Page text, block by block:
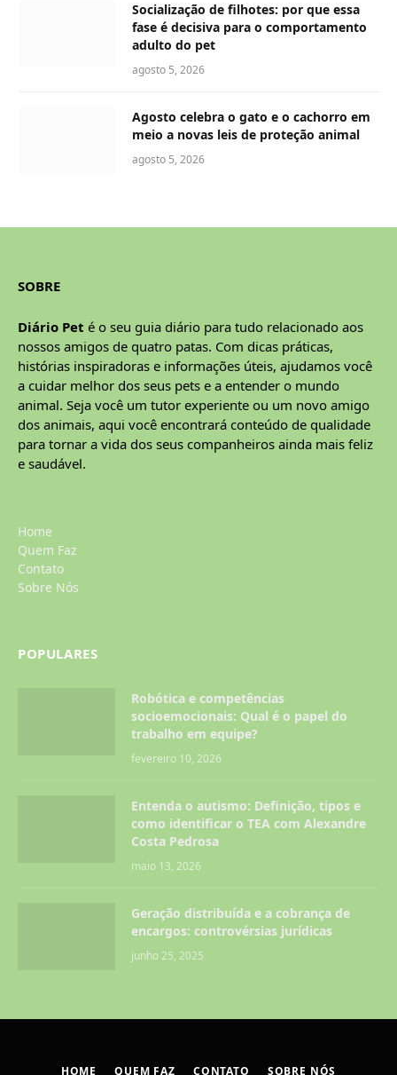
Socialização de filhotes: por que essa
fase é decisiva para o comportamento
adulto do pet
agosto 5, 2026
Agosto celebra o gato e o cachorro em
meio a novas leis de proteção animal
agosto 5, 2026
SOBRE
Diário Pet é o seu guia diário para tudo relacionado aos
nossos amigos de quatro patas. Com dicas práticas,
histórias inspiradoras e informações úteis, ajudamos você
a cuidar melhor dos seus pets e a entender o mundo
animal. Seja você um tutor experiente ou um novo amigo
dos animais, aqui você encontrará conteúdo de qualidade
para tornar a vida dos seus companheiros ainda mais feliz
e saudável.
Home
Quem Faz
Contato
Sobre Nós
POPULARES
Robótica e competências
socioemocionais: Qual é o papel do
trabalho em equipe?
fevereiro 10, 2026
Entenda o autismo: Definição, tipos e
como identificar o TEA com Alexandre
Costa Pedrosa
maio 13, 2026
Geração distribuída e a cobrança de
encargos: controvérsias jurídicas
junho 25, 2025
HOME QUEM FAZ CONTATO SOBRE NÓS